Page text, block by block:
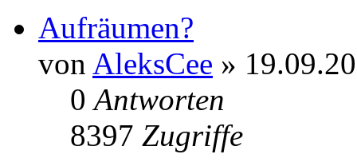
Aufräumen?
von AleksCee »
0Antworten
8397 Zugriffe